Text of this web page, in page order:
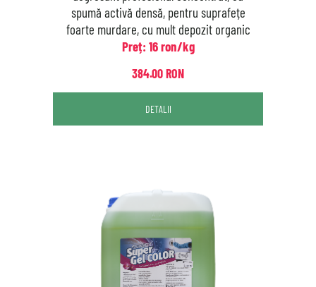
spumă activă densă, pentru suprafețe
foarte murdare, cu mult depozit organic
Preț: 16 ron/kg
384.00 RON
DETALII